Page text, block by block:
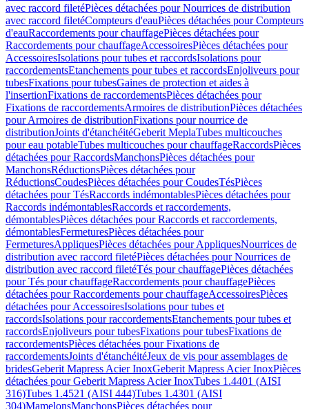
avec raccord filetéPièces détachées pour Nourrices de distribution
avec raccord filetéCompteurs d'eauPièces détachées pour Compteurs
d'eauRaccordements pour chauffagePièces détachées pour
Raccordements pour chauffageAccessoiresPièces détachées pour
AccessoiresIsolations pour tubes et raccordsIsolations pour
raccordementsEtanchements pour tubes et raccordsEnjoliveurs pour
tubesFixations pour tubesGaines de protection et aides à
l'insertionFixations de raccordementsPièces détachées pour
Fixations de raccordementsArmoires de distributionPièces détachées
pour Armoires de distributionFixations pour nourrice de
distributionJoints d'étanchéitéGeberit MeplaTubes multicouches
pour eau potableTubes multicouches pour chauffageRaccordsPièces
détachées pour RaccordsManchonsPièces détachées pour
ManchonsRéductionsPièces détachées pour
RéductionsCoudesPièces détachées pour CoudesTésPièces
détachées pour TésRaccords indémontablesPièces détachées pour
Raccords indémontablesRaccords et raccordements,
démontablesPièces détachées pour Raccords et raccordements,
démontablesFermeturesPièces détachées pour
FermeturesAppliquesPièces détachées pour AppliquesNourrices de
distribution avec raccord filetéPièces détachées pour Nourrices de
distribution avec raccord filetéTés pour chauffagePièces détachées
pour Tés pour chauffageRaccordements pour chauffagePièces
détachées pour Raccordements pour chauffageAccessoiresPièces
détachées pour AccessoiresIsolations pour tubes et
raccordsIsolations pour raccordementsEtanchements pour tubes et
raccordsEnjoliveurs pour tubesFixations pour tubesFixations de
raccordementsPièces détachées pour Fixations de
raccordementsJoints d'étanchéitéJeux de vis pour assemblages de
bridesGeberit Mapress Acier InoxGeberit Mapress Acier InoxPièces
détachées pour Geberit Mapress Acier InoxTubes 1.4401 (AISI
316)Tubes 1.4521 (AISI 444)Tubes 1.4301 (AISI
304)MamelonsManchonsPièces détachées pour